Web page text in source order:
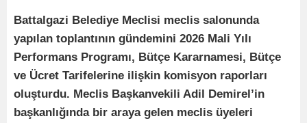
Battalgazi Belediye Meclisi meclis salonunda
yapılan toplantının gündemini 2026 Mali Yılı
Performans Programı, Bütçe Kararnamesi, Bütçe
ve Ücret Tarifelerine ilişkin komisyon raporları
oluşturdu. Meclis Başkanvekili Adil Demirel’in
başkanlığında bir araya gelen meclis üyeleri